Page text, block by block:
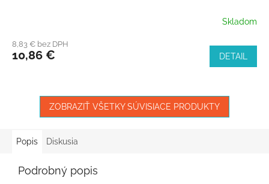
Skladom
8,83 € bez DPH
10,86 € DETAIL
ZOBRAZIŤ VŠETKY SÚVISIACE PRODUKTY
Popis Diskusia
Podrobný popis